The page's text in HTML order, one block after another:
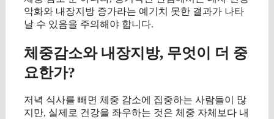
악화와 내장지방 증가라는 예기치 못한 결과가 나타
날 수 있음을 주의해야 합니다.
체중감소와 내장지방, 무엇이 더 중
요한가?
저녁 식사를 빼면 체중 감소에 집중하는 사람들이 많
지만, 실제로 건강을 좌우하는 것은 체중 자체보다 내